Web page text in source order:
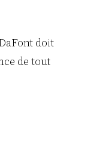
doit
de tout